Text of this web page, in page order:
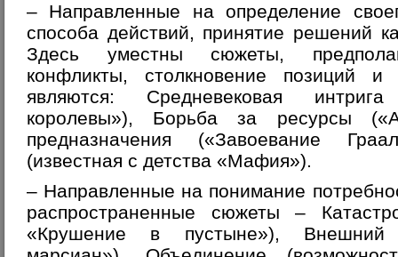
– Направленные на определение
способа действий, принятие решений
Здесь уместны сюжеты,
конфликты, столкновение позиций
являются: Средневековая
королевы»), Борьба за ресурсы
предназначения («Завоевание
(известная с детства «Мафия»).
– Направленные на понимание
распространенные сюжеты –
«Крушение в пустыне»), Внешний